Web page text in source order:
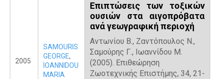
2005
SAMOURIS
GEORGE,
IOANNIDOU
MARIA
Επιπτώσεις των τοξικών
ουσιών στα αιγοπρόβατα
ανά γεωγραφική περιοχή
Αντωνίου Β., Ζαντόπουλος Ν.,
Σαμούρης Γ., Ιωαννίδου Μ.
(2005). Επιθεώρηση
Ζωοτεχνικής Επιστήμης, 34, 21-